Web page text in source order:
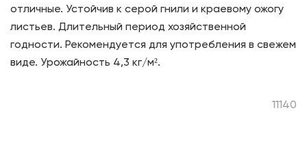
отличные. Устойчив к серой гнили и краевому ожогу
листьев. Длительный период хозяйственной
годности. Рекомендуется для употребления в свежем
виде. Урожайность 4,3 кг/м².
11140